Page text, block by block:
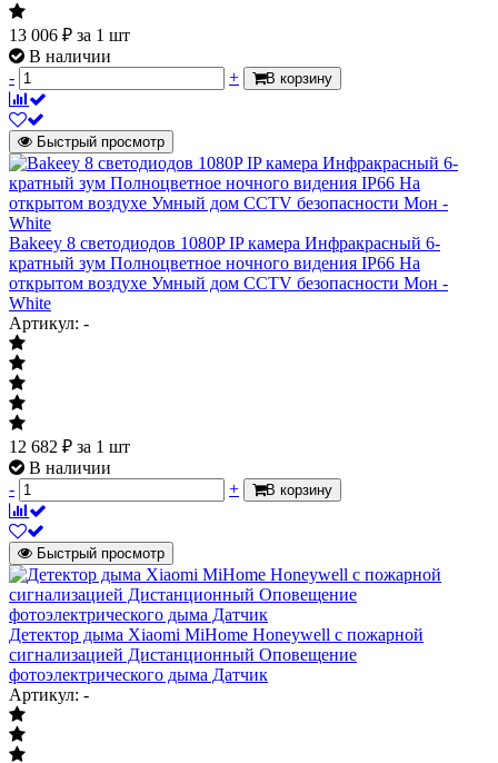
13 006 ₽ за 1 шт
В наличии
-
+ В корзину
Быстрый просмотр
Bakeey 8 светодиодов 1080P IP камера Инфракрасный 6-
кратный зум Полноцветное ночного видения IP66 На
открытом воздухе Умный дом CCTV безопасности Мон -
White
Артикул: -
12 682 ₽ за 1 шт
В наличии
-
+ В корзину
Быстрый просмотр
Детектор дыма Xiaomi MiHome Honeywell с пожарной
сигнализацией Дистанционный Оповещение
фотоэлектрического дыма Датчик
Артикул: -